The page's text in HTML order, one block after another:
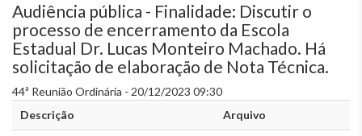
Audiência pública - Finalidade: Discutir o
processo de encerramento da Escola
Estadual Dr. Lucas Monteiro Machado. Há
solicitação de elaboração de Nota Técnica.
44ª Reunião Ordinária - 20/12/2023 09:30
Descrição
Arquivo